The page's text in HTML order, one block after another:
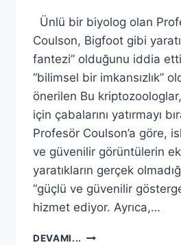
Ünlü bir biyolog olan
Coulson, Bigfoot gibi
fantezi” olduğunu iddia etti.
“bilimsel bir imkansızlık”
önerilen Bu
için çabalarını yatırmayı
Profesör Coulson’a göre,
ve güvenilir görüntülerin
yaratıkların gerçek
“güçlü ve güvenilir
hizmet ediyor. Ayrıca,…
DEVAMI... BIGFOOT